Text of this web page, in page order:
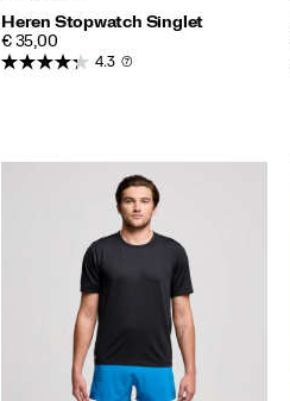
Heren Stopwatch Singlet
PRICE
€ 35,00
4.3 (7)